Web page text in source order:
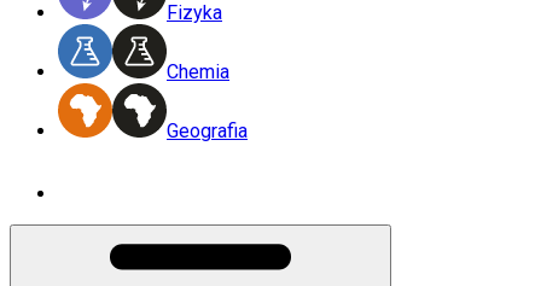
Fizyka
Chemia
Geografia